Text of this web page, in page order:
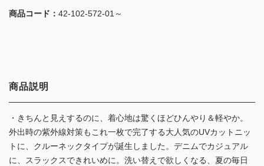
商品コード： 42-102-572-01～
商品説明
・きちんと見えするのに、着心地は驚くほどひんやり＆軽やか。
外出時の紫外線対策もこれ一枚で完了する大人気のUVカットニッ
トに、クルーネックタイプが誕生しました。デニムでカジュアル
に、スラックスできれいめに。洗い替えで欲しくなる、夏の毎日